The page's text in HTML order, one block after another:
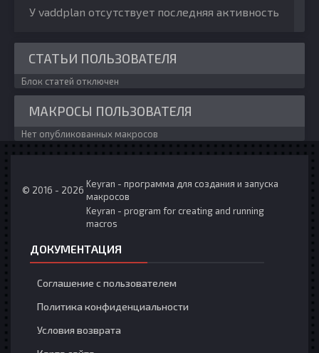
У vaddplan отсутствует последняя активность
СТАТЬИ ПОЛЬЗОВАТЕЛЯ
Блок статей отключен
МАКРОСЫ ПОЛЬЗОВАТЕЛЯ
Нет опубликованных макросов
© 2016 - 2026
Keyran - программа для создания и запуска
макросов
Keyran - program for creating and running
macros
ДОКУМЕНТАЦИЯ
Соглашение с пользователем
Политика конфиденциальности
Условия возврата